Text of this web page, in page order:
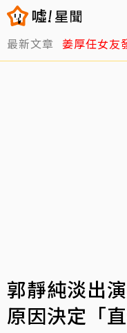
最新文章 姜厚任女友
郭靜純淡出
原因決定「